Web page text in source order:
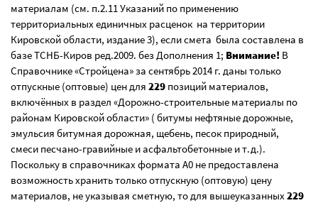
материалам (см. п.2.11 Указаний по применению
территориальных единичных расценок на территории
Кировской области, издание 3), если смета была составлена в
базе ТСНБ-Киров ред.2009. без Дополнения 1; Внимание! В
Справочнике «Стройцена» за сентябрь 2014 г. даны только
отпускные (оптовые) цен для 229 позиций материалов,
включённых в раздел «Дорожно-строительные материалы по
районам Кировской области» ( битумы нефтяные дорожные,
эмульсия битумная дорожная, щебень, песок природный,
смеси песчано-гравийные и асфальтобетонные и т.д.).
Поскольку в справочниках формата А0 не предоставлена
возможность хранить только отпускную (оптовую) цену
материалов, не указывая сметную, то для вышеуказанных 229